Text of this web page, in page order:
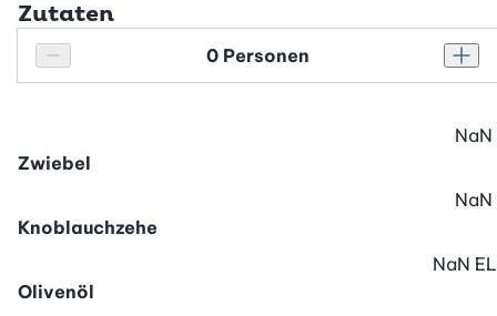
Zutaten
Personenanzahl verringern
Personenanzahl
Zwiebel
NaN
Knoblauchzehe
NaN
Olivenöl
NaN EL